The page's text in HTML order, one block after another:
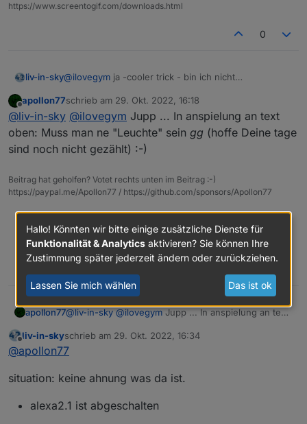
https://www.screentogif.com/downloads.html
0
liv-in-sky@ilovegym ja -cooler trick - bin ich nicht
Offline
apollon77schrieb am 29. Okt. 2022, 16:18
zuletzt editiert von
@liv-in-sky @ilovegym Jupp ... In anspielung an text
oben: Muss man ne "Leuchte" sein gg (hoffe Deine tage
sind noch nicht gezählt) :-)
Beitrag hat geholfen? Votet rechts unten im Beitrag :-)
https://paypal.me/Apollon77 / https://github.com/sponsors/Apollon77
Debug-Log für Instanz einschalten? Admin -> Instanzen ->
Expertenmodus -> Instanz aufklappen - Loglevel ändern
Logfiles auf Platte /opt/iobroker/log/… nutzen, Admin schneidet
Zeilen ab
apollon77@liv-in-sky @ilovegymJupp ... In anspielung an text
tage sind noch nicht gezählt) :-)
Offline
liv-in-skyschrieb am 29. Okt. 2022, 16:34
zuletzt editiert von
@apollon77
situation: keine ahnung was da ist.
alexa2.1 ist abgeschalten
Hallo! Könnten wir bitte einige zusätzliche Dienste für
Funktionalität & Analytics aktivieren? Sie können Ihre
Zustimmung später jederzeit ändern oder zurückziehen.
Lassen Sie mich wählen Das ist ok